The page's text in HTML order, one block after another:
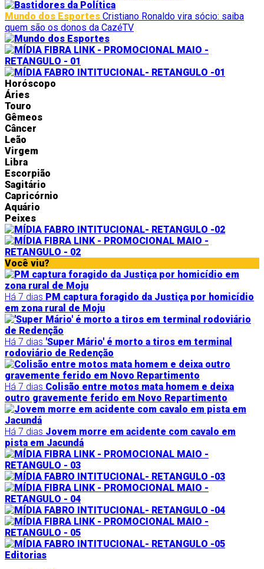
Mundo dos Esportes Cristiano Ronaldo vira sócio: saiba
quem são os donos da CazéTV
Horóscopo
Áries
Touro
Gêmeos
Câncer
Leão
Virgem
Libra
Escorpião
Sagitário
Capricórnio
Aquário
Peixes
Você viu?
Há 7 dias PM captura foragido da Justiça por homicídio
em zona rural de Moju
Há 7 dias 'Super Mário' é morto a tiros em terminal
rodoviário de Redenção
Há 7 dias Colisão entre motos mata homem e deixa
outro gravemente ferido em Novo Repartimento
Há 7 dias Jovem morre em acidente com cavalo em
pista em Jacundá
Editorias